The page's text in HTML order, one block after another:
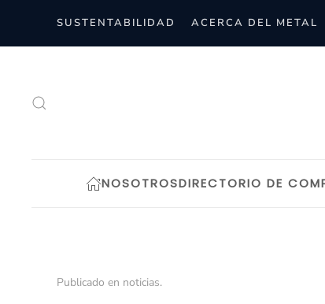
Skip to main content
SUSTENTABILIDAD ACERCA DEL METAL
NOSOTROSDIRECTORIO DE
Publicado en noticias.